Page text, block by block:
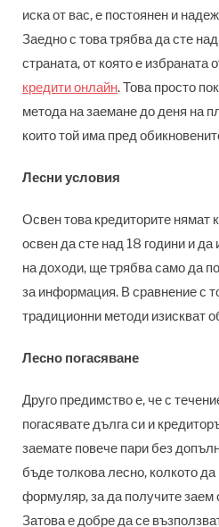
иска от вас, е постоянен и
Заедно с това трябва да сте
страната, от която е избраната
кредити онлайн. Това просто
метода на заемане до деня на
които той има пред
Лесни условия
Освен това кредиторите нямат
освен да сте над 18 години и
на доходи, ще трябва само да
за информация. В сравнение с
традиционни методи изискват
Лесно погасяване
Друго предимство е, че с
погасявате дълга си и
заемате повече пари без
бъде толкова лесно, колкото
формуляр, за да получите заем
Затова е добре да се